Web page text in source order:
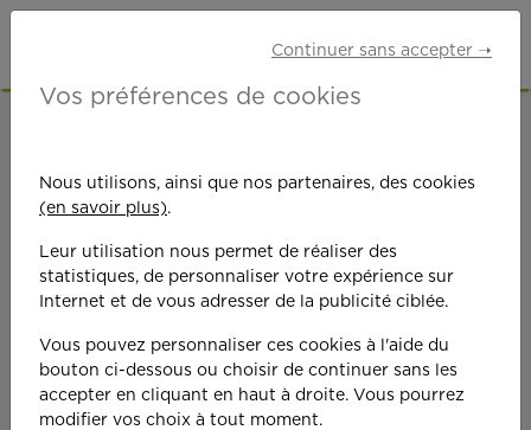
On est toujours plus
performant
Continuer sans accepter ➝
Vos préférences de cookies
Nous utilisons, ainsi que nos partenaires, des cookies
(en savoir plus).
Leur utilisation nous permet de réaliser des
statistiques, de personnaliser votre expérience sur
Internet et de vous adresser de la publicité ciblée.
Vous pouvez personnaliser ces cookies à l'aide du
bouton ci-dessous ou choisir de continuer sans les
accepter en cliquant en haut à droite. Vous pourrez
modifier vos choix à tout moment.